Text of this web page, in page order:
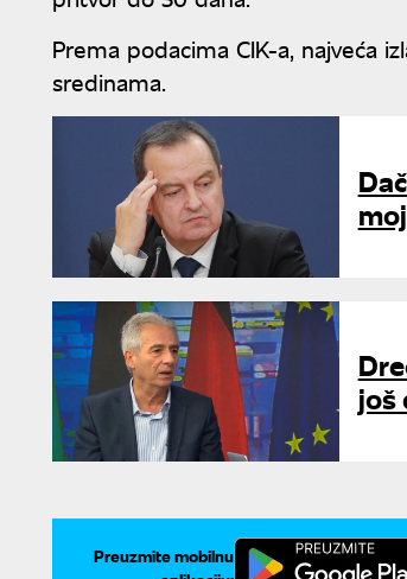
Prema podacima CIK-a, najveća
sredinama.
još
Preuzmite mobilnu